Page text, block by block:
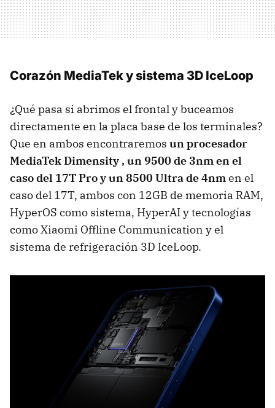
Corazón MediaTek y sistema 3D IceLoop
¿Qué pasa si abrimos el frontal y buceamos
directamente en la placa base de los terminales?
Que en ambos encontraremos un procesador
MediaTek Dimensity , un 9500 de 3nm en el
caso del 17T Pro y un 8500 Ultra de 4nmen el
caso del 17T, ambos con 12GB de memoria RAM,
HyperOS como sistema, HyperAI y tecnologías
como Xiaomi Offline Communication y el
sistema de refrigeración 3D IceLoop.